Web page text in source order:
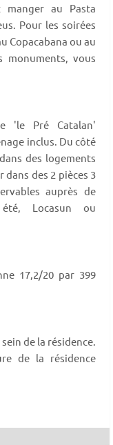
manger au Pasta
Pour les soirées
Copacabana ou au
monuments, vous
'le Pré Catalan'
inclus. Du côté
des logements
des 2 pièces 3
auprès de
été, Locasun ou
17,2/20 par 399
de la résidence.
de la résidence